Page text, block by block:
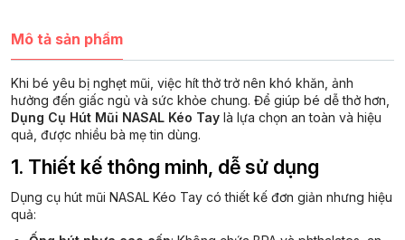
Mô tả sản phẩm
Khi bé yêu bị nghẹt mũi, việc hít thở trở nên khó khăn, ảnh
hưởng đến giấc ngủ và sức khỏe chung. Để giúp bé dễ thở hơn,
Dụng Cụ Hút Mũi NASAL Kéo Tay là lựa chọn an toàn và hiệu
quả, được nhiều bà mẹ tin dùng.
1. Thiết kế thông minh, dễ sử dụng
Dụng cụ hút mũi NASAL Kéo Tay có thiết kế đơn giản nhưng hiệu
quả: